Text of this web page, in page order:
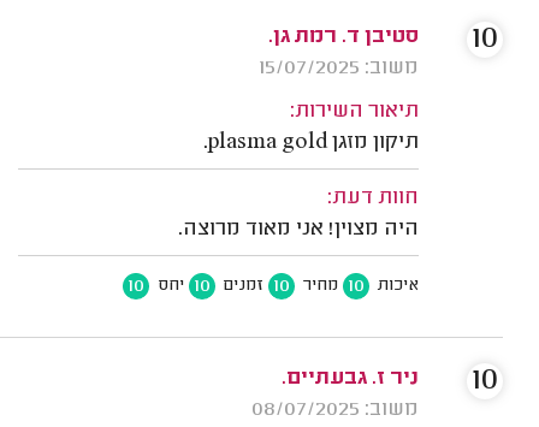
סטיבן ד. רמת גן.
משוב: 15/07/2025
תיאור השירות:
תיקון מזגן plasma gold.
חוות דעת:
היה מצוין! אני מאוד מרוצה.
איכות 10 מחיר 10 זמנים 10 יחס 10
10
ניר ז. גבעתיים.
משוב: 08/07/2025
10